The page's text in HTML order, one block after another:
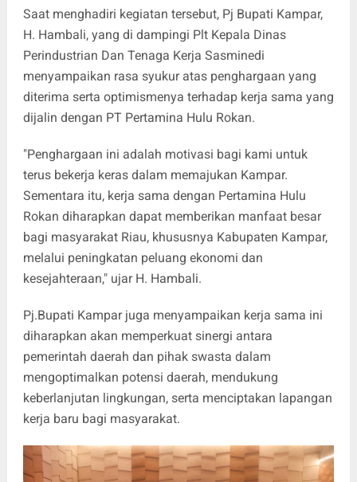
Saat menghadiri kegiatan tersebut, Pj Bupati Kampar,
H. Hambali, yang di dampingi Plt Kepala Dinas
Perindustrian Dan Tenaga Kerja Sasminedi
menyampaikan rasa syukur atas penghargaan yang
diterima serta optimismenya terhadap kerja sama yang
dijalin dengan PT Pertamina Hulu Rokan.
"Penghargaan ini adalah motivasi bagi kami untuk
terus bekerja keras dalam memajukan Kampar.
Sementara itu, kerja sama dengan Pertamina Hulu
Rokan diharapkan dapat memberikan manfaat besar
bagi masyarakat Riau, khususnya Kabupaten Kampar,
melalui peningkatan peluang ekonomi dan
kesejahteraan," ujar H. Hambali.
Pj.Bupati Kampar juga menyampaikan kerja sama ini
diharapkan akan memperkuat sinergi antara
pemerintah daerah dan pihak swasta dalam
mengoptimalkan potensi daerah, mendukung
keberlanjutan lingkungan, serta menciptakan lapangan
kerja baru bagi masyarakat.